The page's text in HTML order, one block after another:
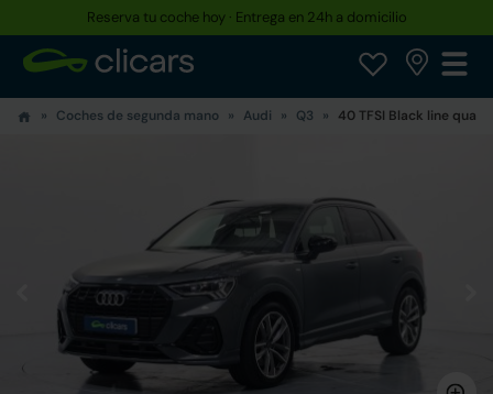
Reserva tu coche hoy · Entrega en 24h a domicilio
Coches de segunda mano Audi Q3 40 TFSI Black line